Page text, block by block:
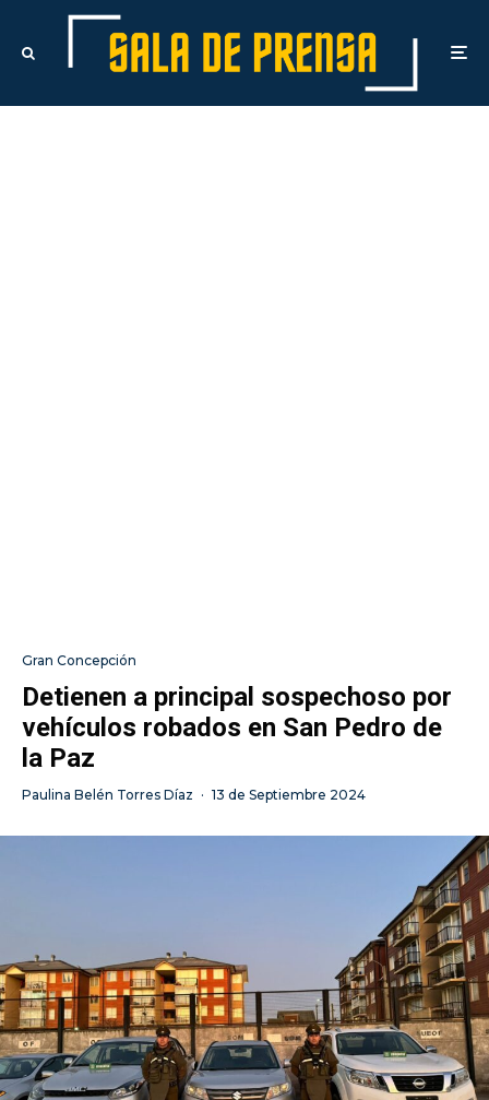
Gran Concepción
Detienen a principal sospechoso por
vehículos robados en San Pedro de
la Paz
Paulina Belén Torres Díaz · 13 de Septiembre 2024